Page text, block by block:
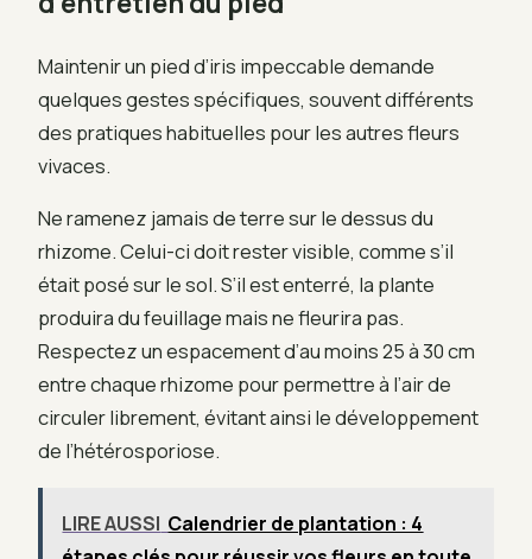
Maintenir un pied d’iris impeccable demande
quelques gestes spécifiques, souvent différents
des pratiques habituelles pour les autres fleurs
vivaces.
Ne ramenez jamais de terre sur le dessus du
rhizome. Celui-ci doit rester visible, comme s’il
était posé sur le sol. S’il est enterré, la plante
produira du feuillage mais ne fleurira pas.
Respectez un espacement d’au moins 25 à 30 cm
entre chaque rhizome pour permettre à l’air de
circuler librement, évitant ainsi le développement
de l’hétérosporiose.
LIRE AUSSI Calendrier de plantation : 4